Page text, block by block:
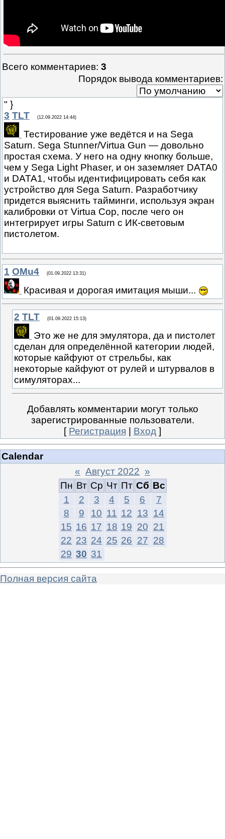
Всего комментариев: 3
Порядок вывода комментариев:
" }
3 TLT (12.09.2022 14:44)
Тестирование уже ведётся и на Sega
Saturn. Sega Stunner/Virtua Gun — довольно
простая схема. У него на одну кнопку больше,
чем у Sega Light Phaser, и он заземляет DATA0
и DATA1, чтобы идентифицировать себя как
устройство для Sega Saturn. Разработчику
придется выяснить тайминги, используя экран
калибровки от Virtua Cop, после чего он
интегрирует игры Saturn с ИК-световым
пистолетом.
1 OMu4 (01.09.2022 13:31)
Красивая и дорогая имитация мыши...
2 TLT (01.09.2022 15:13)
Это же не для эмулятора, да и пистолет
сделан для определённой категории людей,
которые кайфуют от стрельбы, как
некоторые кайфуют от рулей и штурвалов в
симуляторах...
Добавлять комментарии могут только
зарегистрированные пользователи.
[ Регистрация Вход ]
Calendar
« Август 2022 »
Пн Вт Ср Чт Пт Сб Вс
1
2 3 4 5 6
7
8
9 10 11 12 13 14
15 16 17 18 19 20 21
22 23 24 25 26 27 28
29 30 31
Полная версия сайта